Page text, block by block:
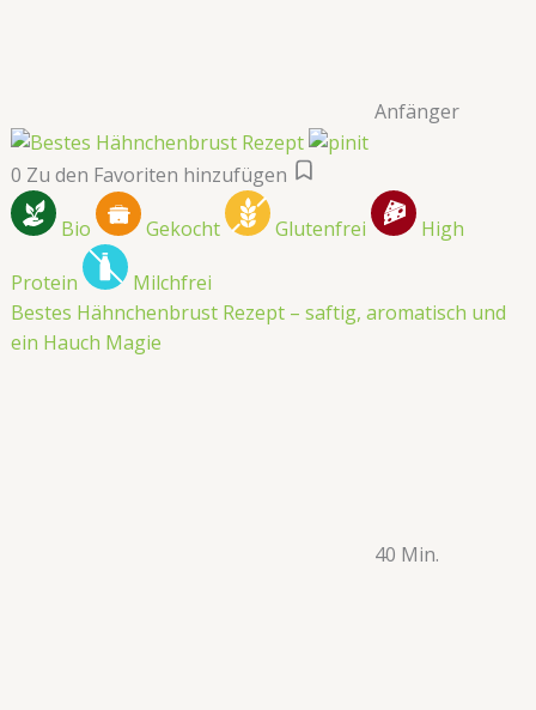
Anfänger
0 Zu den Favoriten hinzufügen
Bio Gekocht Glutenfrei High
Protein
Milchfrei
Bestes Hähnchenbrust Rezept – saftig, aromatisch und
ein Hauch Magie
40 Min.